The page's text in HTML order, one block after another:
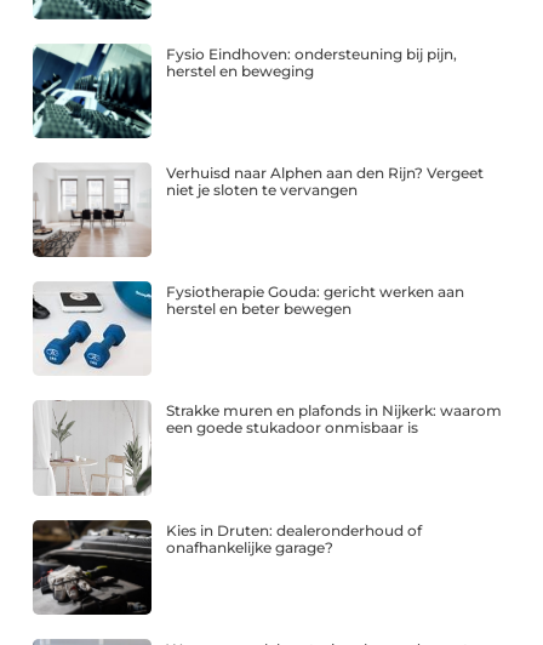
Fysio Eindhoven: ondersteuning bij pijn,
herstel en beweging
Verhuisd naar Alphen aan den Rijn? Vergeet
niet je sloten te vervangen
Fysiotherapie Gouda: gericht werken aan
herstel en beter bewegen
Strakke muren en plafonds in Nijkerk: waarom
een goede stukadoor onmisbaar is
Kies in Druten: dealeronderhoud of
onafhankelijke garage?